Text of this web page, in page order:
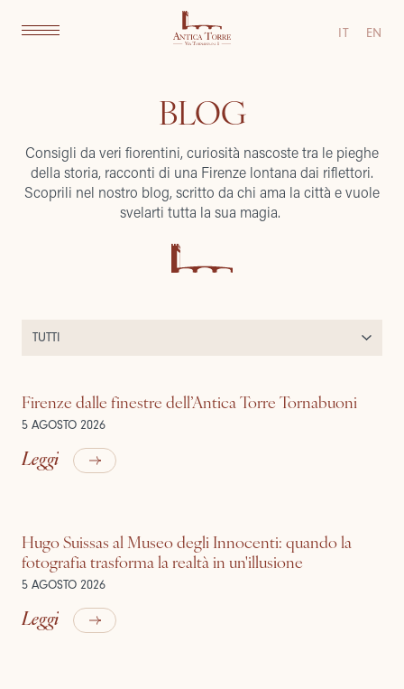
IT EN
BLOG
Consigli da veri fiorentini, curiosità nascoste tra le pieghe
della storia, racconti di una Firenze lontana dai riflettori.
Scoprili nel nostro blog, scritto da chi ama la città e vuole
svelarti tutta la sua magia.
Firenze dalle finestre dell’Antica Torre Tornabuoni
5 AGOSTO 2026
Leggi
Hugo Suissas al Museo degli Innocenti: quando la
fotografia trasforma la realtà in un'illusione
5 AGOSTO 2026
Leggi